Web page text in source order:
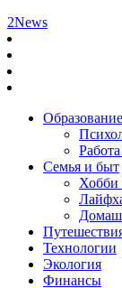
2News
Образование
Семья и быт
Хобби
Технологии
Экология
Финансы